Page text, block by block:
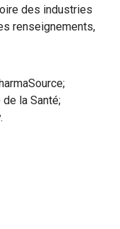
des industries
renseignements,
la Santé;